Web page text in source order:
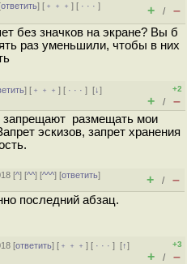
ответить] [ ﹢﹢﹢] [ · · ·]
+ / –
без значков на экране? Вы б
раз уменьшили, чтобы в них
] [ ﹢﹢﹢] [ · · ·][↓]
+2
+ / –
размещать мои
эскизов, запрет хранения
[^] [^^] [^^^] [ответить]
+ / –
последний абзац.
[ответить] [ ﹢﹢﹢] [ · · ·][↑]
+3
+ / –